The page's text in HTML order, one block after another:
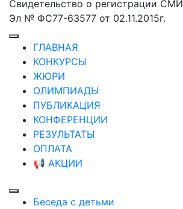
Свидетельство о регистрации СМИ
Эл № ФС77-63577 от 02.11.2015г.
ГЛАВНАЯ
КОНКУРСЫ
ЖЮРИ
ОЛИМПИАДЫ
ПУБЛИКАЦИЯ
КОНФЕРЕНЦИИ
РЕЗУЛЬТАТЫ
ОПЛАТА
📢 АКЦИИ
Беседа с детьми